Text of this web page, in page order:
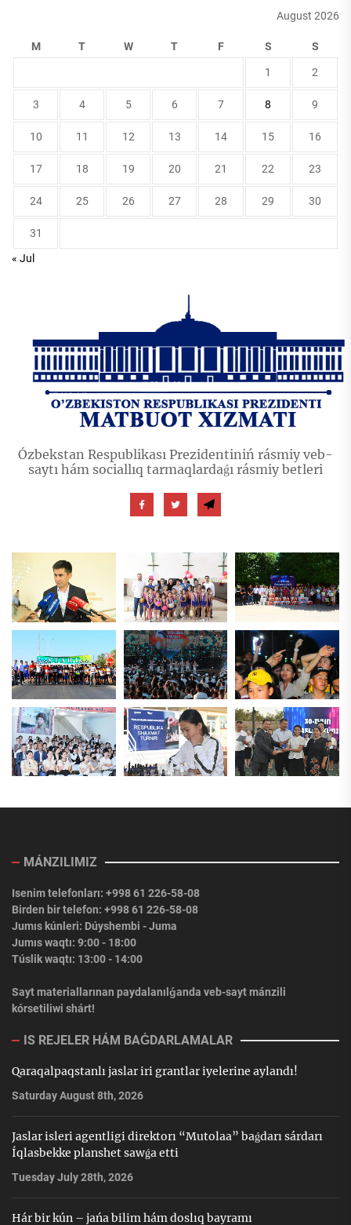
August 2026
M T W T F S S
1 2
3 4 5 6 7 8 9
10 11 12 13 14 15 16
17 18 19 20 21 22 23
24 25 26 27 28 29 30
31
« Jul
Ózbekstan Respublikası Prezidentiniń rásmiy veb-
saytı hám sociallıq tarmaqlardaǵı rásmiy betleri
MÁNZILIMIZ
Isenim telefonları: +998 61 226-58-08
Birden bir telefon: +998 61 226-58-08
Jumıs kúnleri: Dúyshembi - Juma
Jumıs waqtı: 9:00 - 18:00
Túslik waqtı: 13:00 - 14:00
Sayt materiallarınan paydalanılǵanda veb-sayt mánzili
kórsetiliwi shárt!
IS REJELER HÁM BAǴDARLAMALAR
Qaraqalpaqstanlı jaslar iri grantlar iyelerine aylandı!
Saturday August 8th, 2026
Jaslar isleri agentligi direktorı “Mutolaa” baǵdarı sárdarı
Íqlasbekke planshet sawǵa etti
Tuesday July 28th, 2026
Hár bir kún – jańa bilim hám doslıq bayramı